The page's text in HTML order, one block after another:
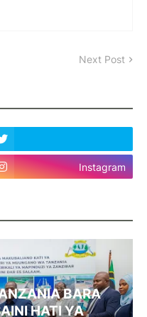
Next Post
Instagram
BARA
HATI YA